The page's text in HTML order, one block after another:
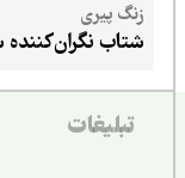
زنگ پیری
شتاب نگران‌کننده
تبلیغات